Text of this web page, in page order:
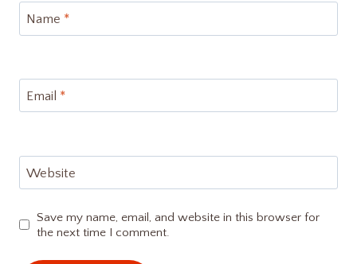
Name *
Email *
Website
Save my name, email, and website in this browser for
the next time I comment.